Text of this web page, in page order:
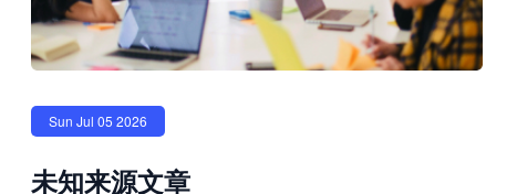
Sun Jul 05 2026
未知来源文章